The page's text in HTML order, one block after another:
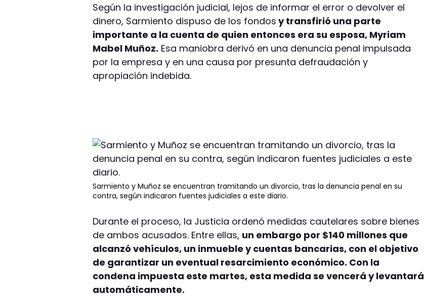
Según la investigación judicial, lejos de informar el error o devolver el
dinero, Sarmiento dispuso de los fondos y transfirió una parte
importante a la cuenta de quien entonces era su esposa, Myriam
Mabel Muñoz. Esa maniobra derivó en una denuncia penal impulsada
por la empresa y en una causa por presunta defraudación y
apropiación indebida.
Sarmiento y Muñoz se encuentran tramitando un divorcio, tras la denuncia penal en su
contra, según indicaron fuentes judiciales a este diario.
Durante el proceso, la Justicia ordenó medidas cautelares sobre bienes
de ambos acusados. Entre ellas, un embargo por $140 millones que
alcanzó vehículos, un inmueble y cuentas bancarias, con el objetivo
de garantizar un eventual resarcimiento económico. Con la
condena impuesta este martes, esta medida se vencerá y levantará
automáticamente.